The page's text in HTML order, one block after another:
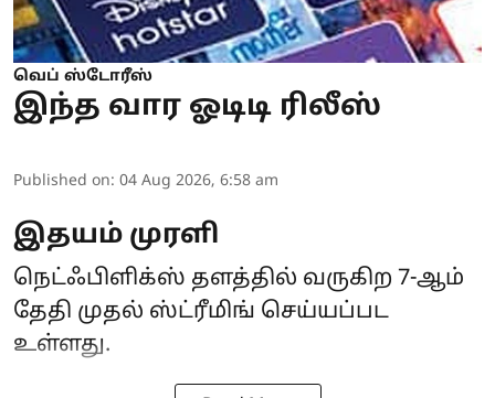
வெப் ஸ்டோரீஸ்
இந்த வார ஓடிடி ரிலீஸ்
Published on: 04 Aug 2026, 6:58 am
இதயம் முரளி
நெட்ஃபிளிக்ஸ் தளத்தில் வருகிற 7-ஆம்
தேதி முதல் ஸ்ட்ரீமிங் செய்யப்பட
உள்ளது.